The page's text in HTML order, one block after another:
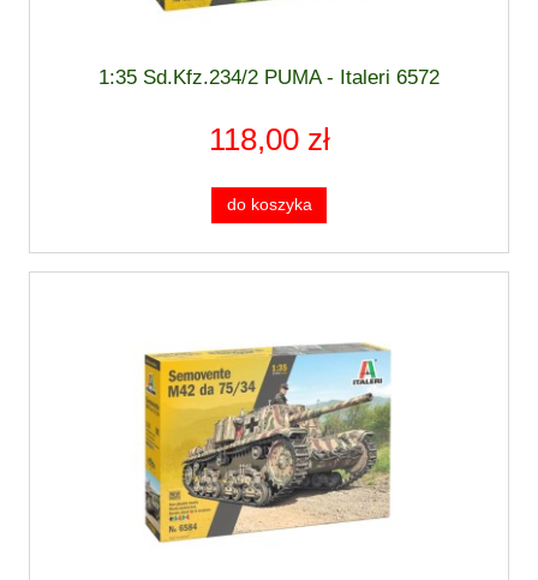
1:35 Sd.Kfz.234/2 PUMA - Italeri 6572
118,00 zł
do koszyka